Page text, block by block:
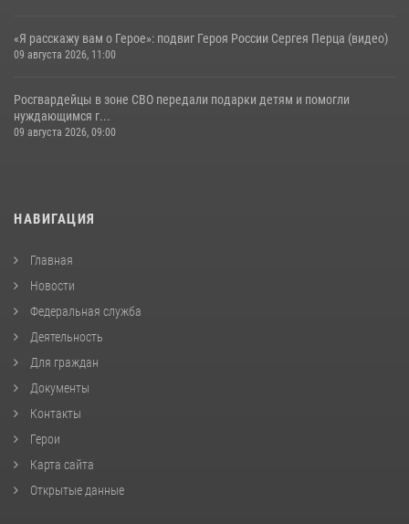
«Я расскажу вам о Герое»: подвиг Героя России Сергея Перца (видео)
09 августа 2026, 11:00
Росгвардейцы в зоне СВО передали подарки детям и помогли
нуждающимся г...
09 августа 2026, 09:00
НАВИГАЦИЯ
Главная
Новости
Федеральная служба
Деятельность
Для граждан
Документы
Контакты
Герои
Карта сайта
Открытые данные